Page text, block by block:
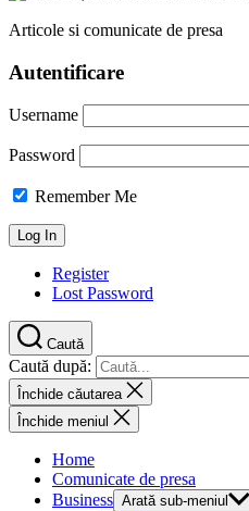
Articole si comunicate de presa
Autentificare
Username
Password
Remember Me
Register
Lost Password
Caută
Caută după:
Închide căutarea
Închide meniul
Home
Comunicate de presa
Business Arată sub-meniul